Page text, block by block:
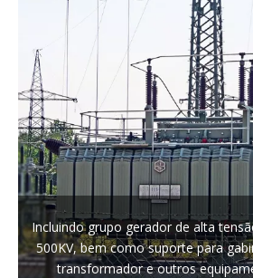
Incluindo grupo gerador de alta
500KV, bem como suporte para
transformador e outros